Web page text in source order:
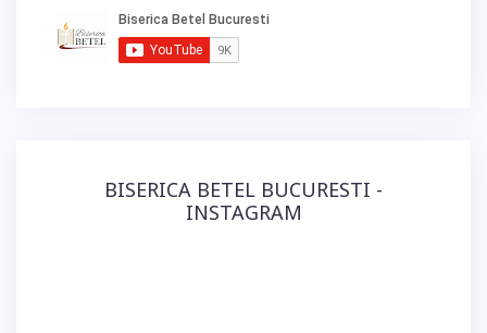
BISERICA BETEL BUCURESTI -
INSTAGRAM